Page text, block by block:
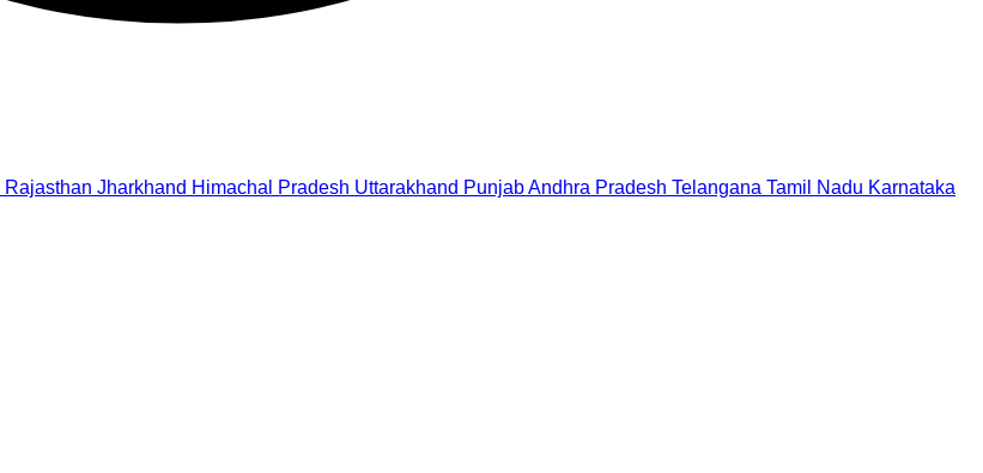
Rajasthan Jharkhand Himachal Pradesh Uttarakhand PunjabAndhra Pradesh Telangana Tamil Nadu Karnataka